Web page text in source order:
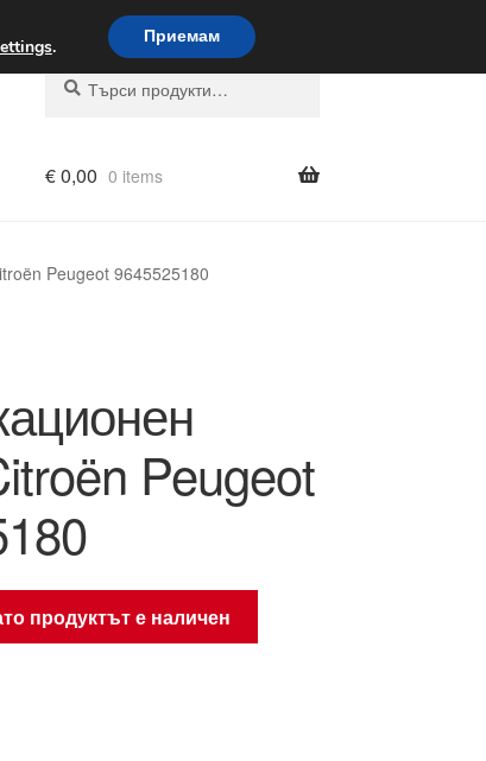
целия свят
Търсене
Търсене
€0,00 0 items
Peugeot 9645525180
Peugeot
продуктът е наличен
. Приемам